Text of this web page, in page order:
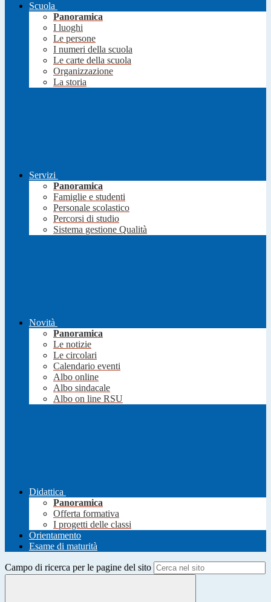
Scuola
Panoramica
I luoghi
Le persone
I numeri della scuola
Le carte della scuola
Organizzazione
La storia
Servizi
Panoramica
Famiglie e studenti
Personale scolastico
Percorsi di studio
Sistema gestione Qualità
Novità
Panoramica
Le notizie
Le circolari
Calendario eventi
Albo online
Albo sindacale
Albo on line RSU
Didattica
Panoramica
Offerta formativa
I progetti delle classi
Orientamento
Esame di maturità
Campo di ricerca per le pagine del sito